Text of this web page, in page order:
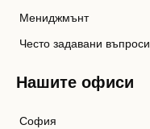
Мениджмънт
Често задавани въпроси
Нашите офиси
София